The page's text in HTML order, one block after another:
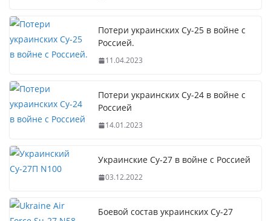
Потери украинских Су-25 в войне с
Россией.
11.04.2023
Потери украинских Су-24 в войне с
Россией
14.01.2023
Украинские Су-27 в войне с Россией
03.12.2022
Боевой состав украинских Су-27